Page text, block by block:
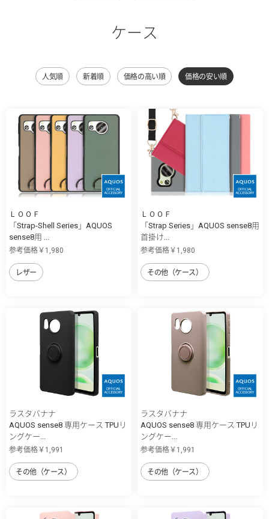
ケース
人気順 新着順 価格の高い順 価格の安い順
ＬＯＯＦ
「Strap-Shell Series」AQUOS
sense8用 ...
参考価格￥1,980
レザー
ＬＯＯＦ
「Strap Series」AQUOS sense8用
首掛け...
参考価格￥1,980
その他（ケース）
ラスタバナナ
AQUOS sense8 専用ケース TPUリ
ングケー...
参考価格￥1,991
その他（ケース）
ラスタバナナ
AQUOS sense8 専用ケース TPUリ
ングケー...
参考価格￥1,991
その他（ケース）